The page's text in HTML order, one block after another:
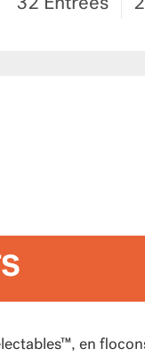
32 Entrées
en